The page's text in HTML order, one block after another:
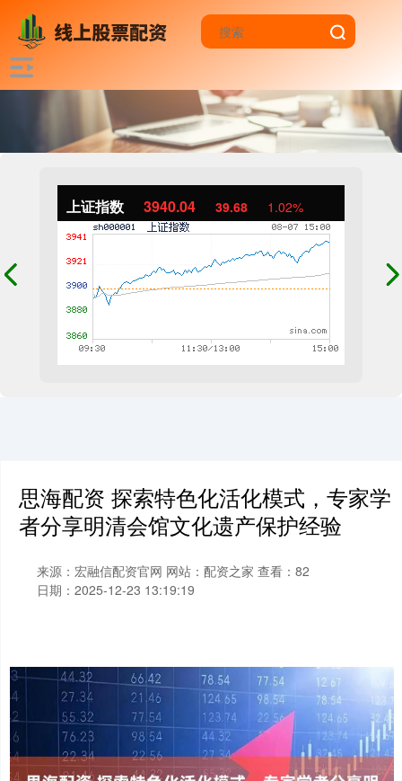
上证指数 3940.04 39.68 1.02%
思海配资 探索特色化活化模式，专家学
者分享明清会馆文化遗产保护经验
来源：宏融信配资官网 网站：配资之家 查看：82
日期：2025-12-23 13:19:19